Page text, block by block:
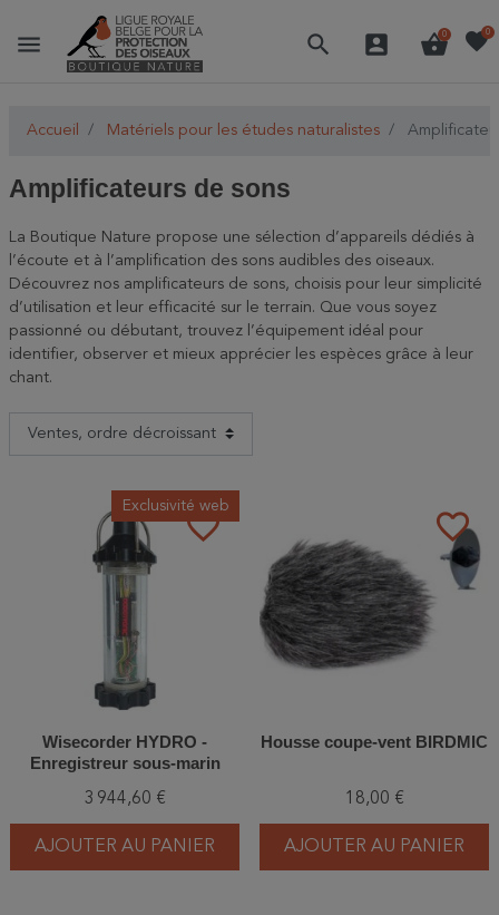
menu search account_box shopping_basket
0 favorite0
Accueil Matériels pour les études naturalistes
Amplificateurs de sons
La Boutique Nature propose une sélection d’appareils dédiés à
l’écoute et à l’amplification des sons audibles des oiseaux.
Découvrez nos amplificateurs de sons, choisis pour leur simplicité
d’utilisation et leur efficacité sur le terrain. Que vous soyez
passionné ou débutant, trouvez l’équipement idéal pour
identifier, observer et mieux apprécier les espèces grâce à leur
chant.
favorite_border
Exclusivité web
Wisecorder HYDRO -
Enregistreur sous-marin
ultrasonique
3 944,60 €
AJOUTER AU PANIER
favorite_border
Housse coupe-vent BIRDMIC
18,00 €
AJOUTER AU PANIER